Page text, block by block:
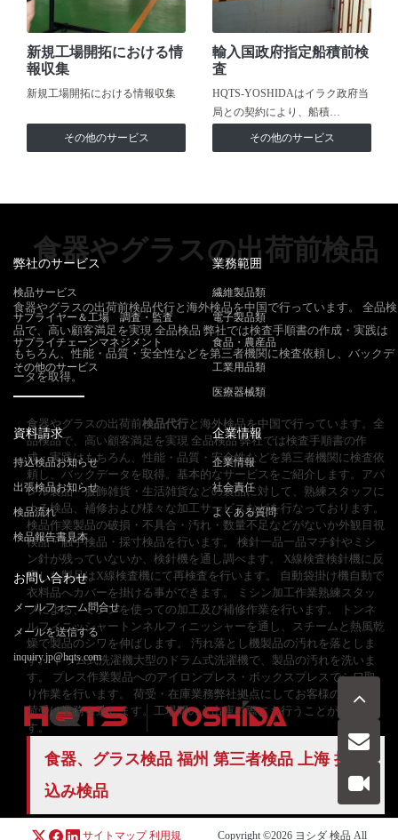
新規工場開拓における情
報収集
新規工場開拓における情報収集
その他のサービス
輸入国政府指定船積前検
査
HQTS-YOSHIDAはイラク政府当
局との契約により、船積…
その他のサービス
食器やグラスの出荷前検品
食器やグラスの出荷前検品代行と海外検品を中国で行っています。 全品検
品で、高い顧客満足を実現 全品検品 弊社では検査手順書の作成・実践は
もちろん、性能・品質・安全性などを第三者機関に検査依頼し、バックデ
ータを取得。
食器やグラスの出荷前検品代行と海外検品を中国で行っています。全
品検品で、高い顧客満足を実現 全品検品 弊社では検査手順書の作
成・実践はもちろん、性能・品質・安全性などを第三者機関に検査依
頼し、バックデータを取得。基本的なサービスをご紹介します。アパ
レル製品・服飾雑貨・生活雑貨などの製品に対して、熟練スタッフに
よる検品、補修および様々な加工サービスなどを行なっております。
検品作業製品の破損・不具合・汚れ・数量不足などがないか外観目視
検品・触手検品・採寸検品を行います。 検針一品一品マチ針やミシ
ン針が残っていないか、検針機を通し調べます。 X線検査検針機に反
応した製品はX線検査機にて再検査を行います。 自動袋掛け機自動で
衣料品へカバーを掛ける事ができます。 ミシン加工作業熟練スタッ
フによる、ミシンを使っての加工及び補修作業を行います。 トンネ
ルフィニッシャートンネルフィニッシャーを通し、スチームと熱風乾
燥で製品のシワを伸ばします。 汚れ落とし機製品の汚れを落としま
す。 ドラム式洗濯機大型のドラム式洗濯機で、製品の汚れを洗いま
す。 プレス作業製品へのアイロンプレス・ボックスプレスでシワ取
り作業を行います。 荷受・在庫業務弊社拠点にしてお客様の製品の
荷受け業務を致します。工場間の入出庫の際にも行うことがありま
す。
食器、グラス検品 福州 第三者検品 上海 持ち
込み検品
弊社のサービス
検品サービス
サプライヤー＆工場 調査・監査
サプライチェーンマネジメント
その他のサービス
業務範囲
繊維製品類
電子製品類
食品・農産品
工業用品類
医療器械類
資料請求
持込検品お知らせ
出張検品お知らせ
検品流れ
検品報告書見本
企業情報
企業情報
社会責任
よくある質問
お問い合わせ
メールフォーム問合せ
メールを送信する
inquiry.jp@hqts.com
お電話でのお問い合わせ
050-5840-2657
サイトマップ 利用規 Copyright ©2026 ヨシダ 検品 All